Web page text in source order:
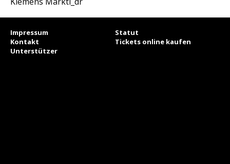
Impressum
Statut
Kontakt
Tickets online kaufen
Unterstützer